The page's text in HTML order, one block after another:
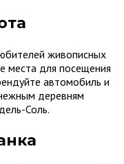
живописных
места для посещения
автомобиль и
деревням
Соль.